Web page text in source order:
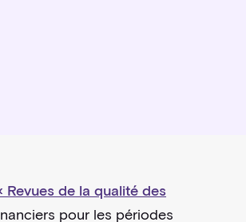
de la qualité des
pour les périodes